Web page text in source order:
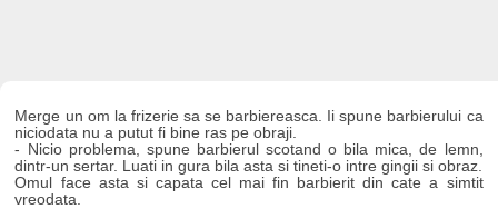
Merge un om la frizerie sa se barbiereasca. Ii spune barbierului ca
niciodata nu a putut fi bine ras pe obraji.
- Nicio problema, spune barbierul scotand o bila mica, de lemn,
dintr-un sertar. Luati in gura bila asta si tineti-o intre gingii si obraz.
Omul face asta si capata cel mai fin barbierit din cate a simtit
vreodata.